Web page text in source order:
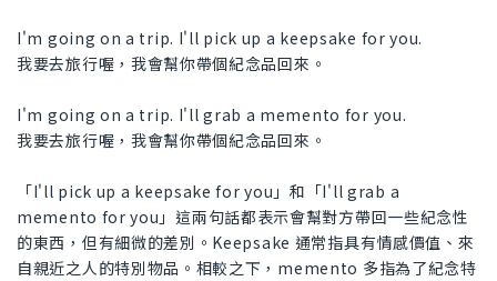
I'm going on a trip. I'll pick up a keepsake for you.
我要去旅行喔，我會幫你帶個紀念品回來。
I'm going on a trip. I'll grab a memento for you.
我要去旅行喔，我會幫你帶個紀念品回來。
「I'll pick up a keepsake for you」和「I'll grab a
memento for you」這兩句話都表示會幫對方帶回一些紀念性
的東西，但有細微的差別。Keepsake 通常指具有情感價值、來
自親近之人的特別物品。相較之下，memento 多指為了紀念特